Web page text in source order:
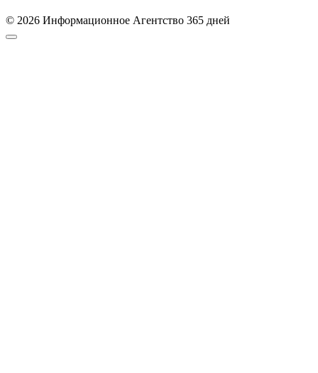
© 2026 Информационное Агентство 365 дней